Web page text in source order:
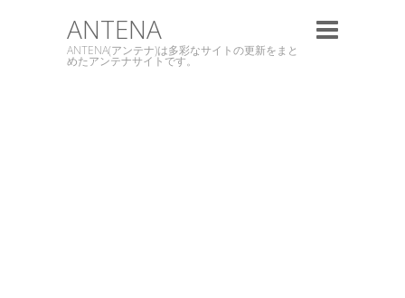
ANTENA
ANTENA(アンテナ)は多彩なサイトの更新をまと
めたアンテナサイトです。